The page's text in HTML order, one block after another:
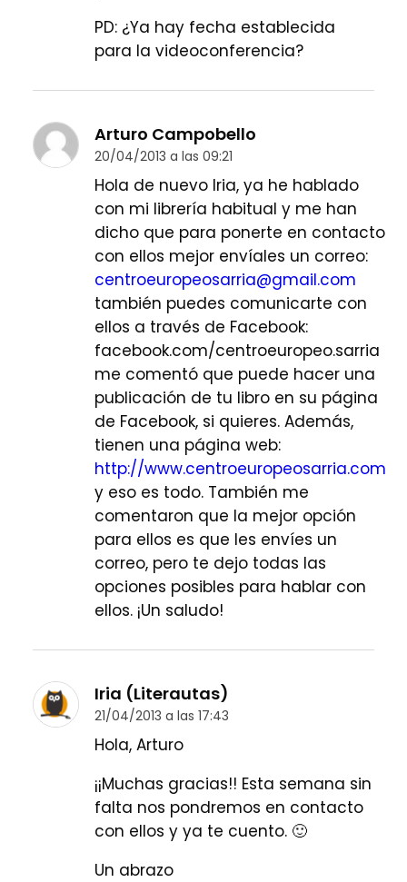
PD: ¿Ya hay fecha establecida
para la videoconferencia?
Arturo Campobello
20/04/2013 a las 09:21
Hola de nuevo Iria, ya he hablado
con mi librería habitual y me han
dicho que para ponerte en contacto
con ellos mejor envíales un correo:
centroeuropeosarria@gmail.com
también puedes comunicarte con
ellos a través de Facebook:
facebook.com/centroeuropeo.sarria
me comentó que puede hacer una
publicación de tu libro en su página
de Facebook, si quieres. Además,
tienen una página web:
http://www.centroeuropeosarria.com
y eso es todo. También me
comentaron que la mejor opción
para ellos es que les envíes un
correo, pero te dejo todas las
opciones posibles para hablar con
ellos. ¡Un saludo!
Iria (Literautas)
21/04/2013 a las 17:43
Hola, Arturo
¡¡Muchas gracias!! Esta semana sin
falta nos pondremos en contacto
con ellos y ya te cuento. 🙂
Un abrazo